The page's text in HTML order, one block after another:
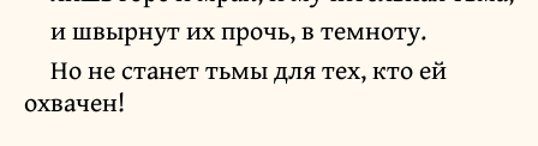
и швырнут их прочь, в темноту.
Но не станет тьмы для тех, кто ей
охвачен!